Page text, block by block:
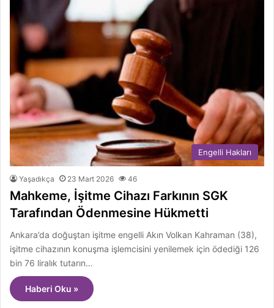
Engelli Hakları
Yaşadıkça 23 Mart 2026 46
Mahkeme, İşitme Cihazı Farkının SGK
Tarafından Ödenmesine Hükmetti
Ankara’da doğuştan işitme engelli Akın Volkan Kahraman (38),
işitme cihazının konuşma işlemcisini yenilemek için ödediği 126
bin 76 liralık tutarın…
Haberi Oku »